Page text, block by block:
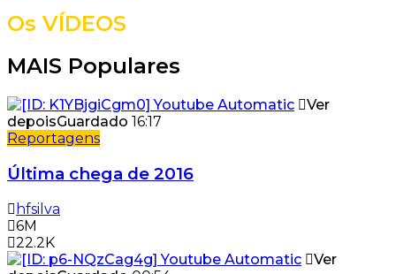
Os VÍDEOS
MAIS Populares
Ver
depoisGuardado 16:17
Reportagens
Última chega de 2016
hfsilva
6M
22.2K
Ver